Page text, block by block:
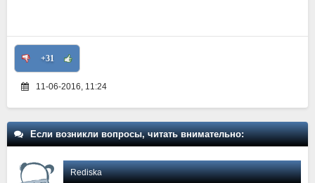
+31
11-06-2016, 11:24
Если возникли вопросы, читать внимательно:
Rediska